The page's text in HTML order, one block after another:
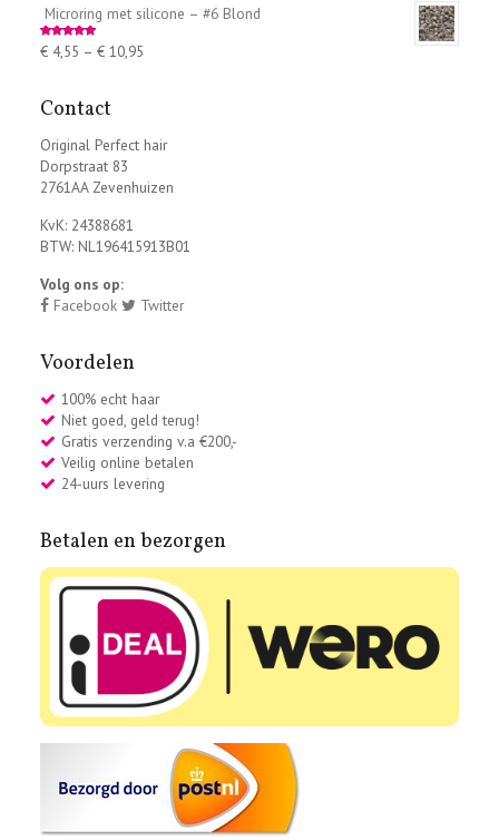
Microring met silicone – #6 Blond
Rated5.00
out of 5
€4,55 – €10,95
Contact
Original Perfect hair
Dorpstraat 83
2761AA Zevenhuizen
KvK: 24388681
BTW: NL196415913B01
Volg ons op:
Facebook
Twitter
Voordelen
100% echt haar
Niet goed, geld terug!
Gratis verzending v.a €200,-
Veilig online betalen
24-uurs levering
Betalen en bezorgen